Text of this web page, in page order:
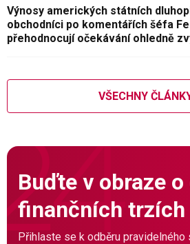
Výnosy amerických státních
obchodníci po komentářích šéfa
přehodnocují očekávání ohledně
VŠECHNY
Buďte v obraze
finančních trzích
Přihlaste se k odběru pravidelného